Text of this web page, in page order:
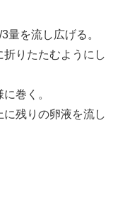
を流し広げる。
りたたむようにし
巻く。
残りの卵液を流し